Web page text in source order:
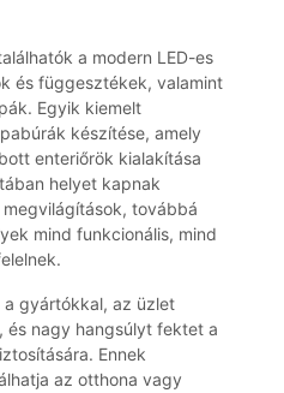
a modern LED-es
és függesztékek, valamint
Egyik kiemelt
készítése, amely
enteriőrök kialakítása
helyet kapnak
továbbá
mind funkcionális, mind
a gyártókkal, az üzlet
és nagy hangsúlyt fektet a
Ennek
az otthona vagy